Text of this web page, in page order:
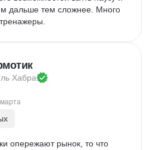
дальше тем сложнее. Много
Хабра
опережают рынок, то что